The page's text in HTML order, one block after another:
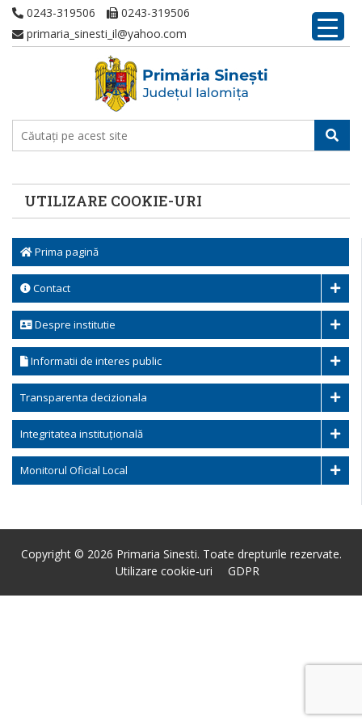
0243-319506
0243-319506
primaria_sinesti_il@yahoo.com
UTILIZARE COOKIE-URI
Prima pagină
Contact
Despre institutie
Informatii de interes public
Transparenta decizionala
Integritatea instituțională
Monitorul Oficial Local
Copyright © 2026 Primaria Sinesti. Toate drepturile rezervate.
Utilizare cookie-uri
GDPR